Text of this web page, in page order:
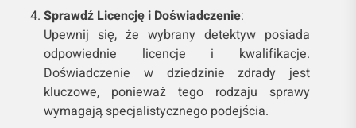
Sprawdź Licencję i Doświadczenie:
Upewnij się, że wybrany detektyw posiada
odpowiednie licencje i kwalifikacje.
Doświadczenie w dziedzinie zdrady jest
kluczowe, ponieważ tego rodzaju sprawy
wymagają specjalistycznego podejścia.